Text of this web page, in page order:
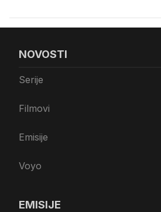
NOVOSTI
Serije
Filmovi
Emisije
Voyo
EMISIJE